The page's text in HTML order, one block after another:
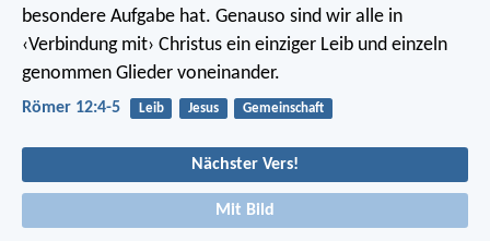
besondere Aufgabe hat. Genauso sind wir alle in
‹Verbindung mit› Christus ein einziger Leib und einzeln
genommen Glieder voneinander.
Römer 12:4-5 Leib Jesus Gemeinschaft
Nächster Vers!
Mit Bild